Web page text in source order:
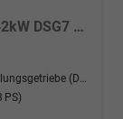
R-Line 2.0 TDI SCR 4Motion 193PS/142kW DSG7 2026
Doppelkupplungsgetriebe (DSG)
PS)